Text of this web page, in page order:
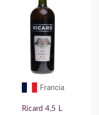
Francia
Ricard 4,5 L